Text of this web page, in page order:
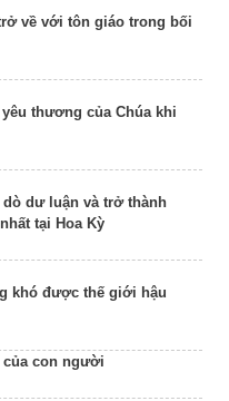
về với tôn giáo trong bối
thương của Chúa khi
dư luận và trở thành
tại Hoa Kỳ
khó được thế giới hậu
của con người